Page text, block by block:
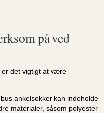
på ved
er det vigtigt at være
ankelsokker kan indeholde
materialer, såsom polyester